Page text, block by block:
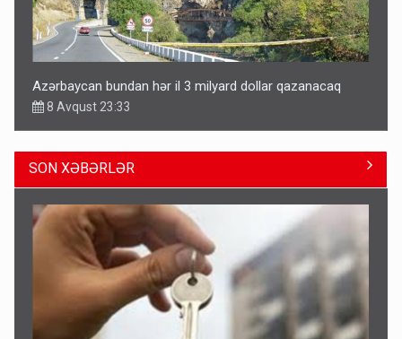
Azərbaycan bundan hər il 3 milyard dollar qazanacaq
8 Avqust 23:33
SON XƏBƏRLƏR